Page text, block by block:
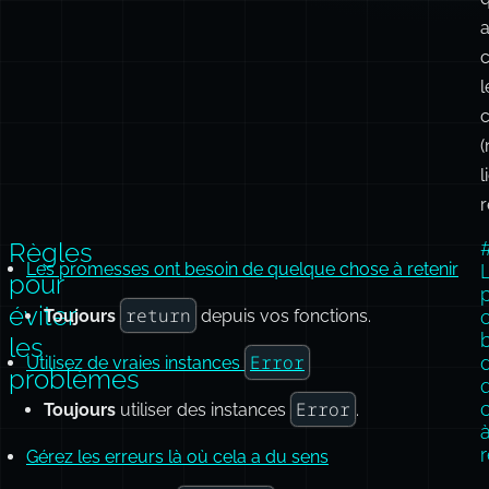
Règles
pour
éviter
les
problèmes
Les promesses ont besoin de quelque chose à retenir
Toujours return depuis vos fonctions.
Utilisez de vraies instances Error
Toujours utiliser des instances Error .
Gérez les erreurs là où cela a du sens